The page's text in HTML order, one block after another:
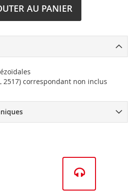
AU PANIER
2517) correspondant non inclus